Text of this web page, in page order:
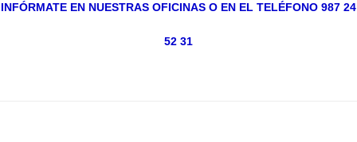
INFÓRMATE EN NUESTRAS OFICINAS O EN EL TELÉFONO 987 24
52 31